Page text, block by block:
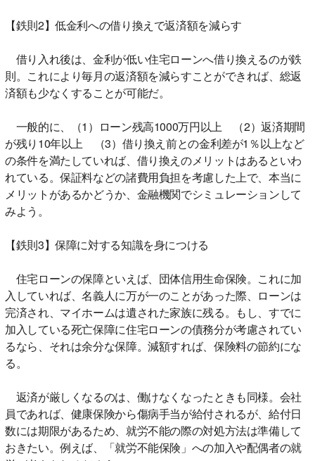
【鉄則2】低金利への借り換えで返済額を減らす
借り入れ後は、金利が低い住宅ローンへ借り換えるのが鉄
則。これにより毎月の返済額を減らすことができれば、総返
済額も少なくすることが可能だ。
一般的に、（1）ローン残高1000万円以上 （2）返済期間
が残り10年以上 （3）借り換え前との金利差が1％以上など
の条件を満たしていれば、借り換えのメリットはあるといわ
れている。保証料などの諸費用負担を考慮した上で、本当に
メリットがあるかどうか、金融機関でシミュレーションして
みよう。
【鉄則3】保障に対する知識を身につける
住宅ローンの保障といえば、団体信用生命保険。これに加
入していれば、名義人に万が一のことがあった際、ローンは
完済され、マイホームは遺された家族に残る。もし、すでに
加入している死亡保障に住宅ローンの債務分が考慮されてい
るなら、それは余分な保障。減額すれば、保険料の節約にな
る。
返済が厳しくなるのは、働けなくなったときも同様。会社
員であれば、健康保険から傷病手当が給付されるが、給付日
数には期限があるため、就労不能の際の対処方法は準備して
おきたい。例えば、「就労不能保険」への加入や配偶者の就